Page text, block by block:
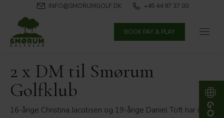
INFO@SMORUMGOLF.DK +45 44 97 37 00
BOOK PAY & PLAY
2 x DM til Smørum
Golfklub
16-årige Christina Jacobsen og 19-årige Daniel Toft har i dag